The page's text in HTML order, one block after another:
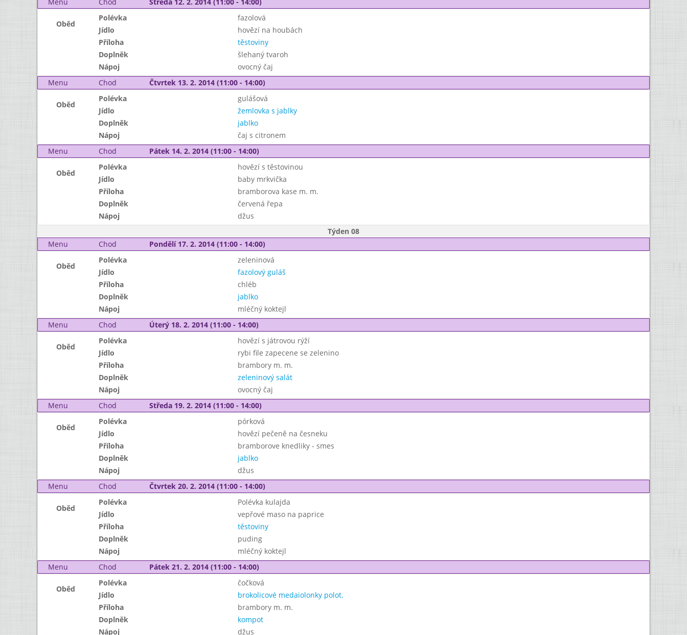
Oběd
Polévka
fazolová
Jídlo
hovězí na houbách
Příloha
těstoviny
Doplněk
šlehaný tvaroh
Nápoj
ovocný čaj
Menu
Chod Čtvrtek 13. 2. 2014 (11:00 - 14:00)
Oběd
Polévka
gulášová
Jídlo
žemlovka s jablky
Doplněk
jablko
Nápoj
čaj s citronem
Menu
Chod Pátek 14. 2. 2014 (11:00 - 14:00)
Oběd
Polévka
hovězí s těstovinou
Jídlo
baby mrkvička
Příloha
bramborova kase m. m.
Doplněk
červená řepa
Nápoj
džus
Týden 08
Menu
Chod Pondělí 17. 2. 2014 (11:00 - 14:00)
Oběd
Polévka
zeleninová
Jídlo
fazolový guláš
Příloha
chléb
Doplněk
jablko
Nápoj
mléčný koktejl
Menu
Chod Úterý 18. 2. 2014 (11:00 - 14:00)
Oběd
Polévka
hovězí s játrovou rýží
Jídlo
rybi file zapecene se zelenino
Příloha
brambory m. m.
Doplněk
zeleninový salát
Nápoj
ovocný čaj
Menu
Chod Středa 19. 2. 2014 (11:00 - 14:00)
Oběd
Polévka
pórková
Jídlo
hovězí pečeně na česneku
Příloha
bramborove knedliky - smes
Doplněk
jablko
Nápoj
džus
Menu
Chod Čtvrtek 20. 2. 2014 (11:00 - 14:00)
Oběd
Polévka
Polévka kulajda
Jídlo
vepřové maso na paprice
Příloha
těstoviny
Doplněk
puding
Nápoj
mléčný koktejl
Menu
Chod Pátek 21. 2. 2014 (11:00 - 14:00)
Oběd
Polévka
čočková
Jídlo
brokolicové medaiolonky polot.
Příloha
brambory m. m.
Doplněk
kompot
Nápoj
džus